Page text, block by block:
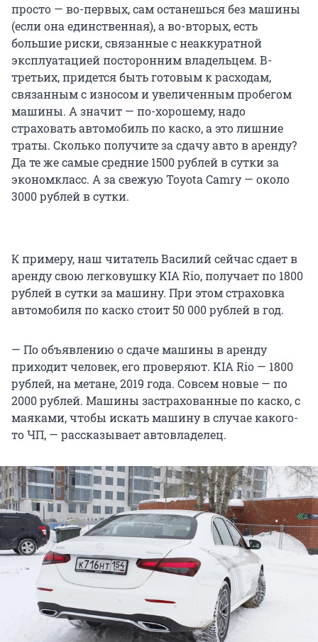
просто — во-первых, сам останешься без машины
(если она единственная), а во-вторых, есть
большие риски, связанные с неаккуратной
эксплуатацией посторонним владельцем. В-
третьих, придется быть готовым к расходам,
связанным с износом и увеличенным пробегом
машины. А значит — по-хорошему, надо
страховать автомобиль по каско, а это лишние
траты. Сколько получите за сдачу авто в аренду?
Да те же самые средние 1500 рублей в сутки за
экономкласс. А за свежую Toyota Camry — около
3000 рублей в сутки.
К примеру, наш читатель Василий сейчас сдает в
аренду свою легковушку KIA Rio, получает по 1800
рублей в сутки за машину. При этом страховка
автомобиля по каско стоит 50 000 рублей в год.
— По объявлению о сдаче машины в аренду
приходит человек, его проверяют. KIA Rio — 1800
рублей, на метане, 2019 года. Совсем новые — по
2000 рублей. Машины застрахованные по каско, с
маяками, чтобы искать машину в случае какого-
то ЧП, — рассказывает автовладелец.